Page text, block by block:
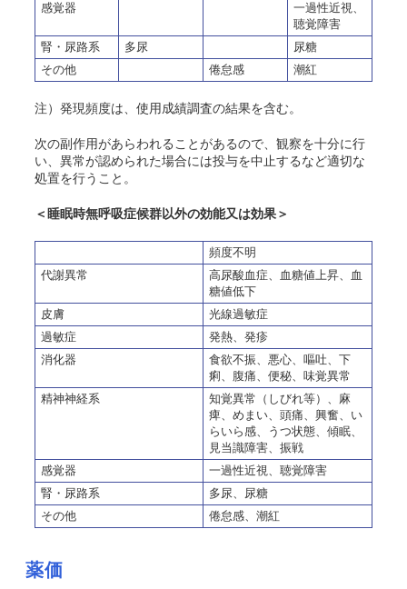
感覚器
一過性近視、
聴覚障害
腎・尿路系
多尿
尿糖
その他
倦怠感 潮紅
注）発現頻度は、使用成績調査の結果を含む。
次の副作用があらわれることがあるので、観察を十分に行
い、異常が認められた場合には投与を中止するなど適切な
処置を行うこと。
＜睡眠時無呼吸症候群以外の効能又は効果＞
頻度不明
代謝異常
高尿酸血症、血糖値上昇、血
糖値低下
皮膚
光線過敏症
過敏症
発熱、発疹
消化器
食欲不振、悪心、嘔吐、下
痢、腹痛、便秘、味覚異常
精神神経系
知覚異常（しびれ等）、麻
痺、めまい、頭痛、興奮、い
らいら感、うつ状態、傾眠、
見当識障害、振戦
感覚器
一過性近視、聴覚障害
腎・尿路系
多尿、尿糖
その他
倦怠感、潮紅
薬価